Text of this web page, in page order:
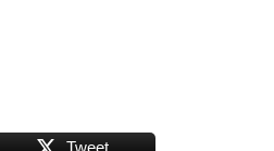
Tweet